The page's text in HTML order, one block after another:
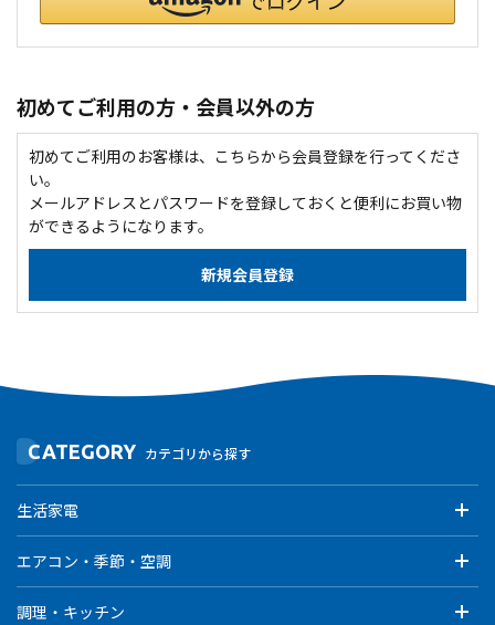
初めてご利用の方・会員以外の方
初めてご利用のお客様は、こちらから会員登録を行ってくださ
い。
メールアドレスとパスワードを登録しておくと便利にお買い物
ができるようになります。
CATEGORY カテゴリから探す
生活家電
エアコン・季節・空調
調理・キッチン